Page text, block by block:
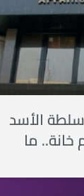
الأسد
ما